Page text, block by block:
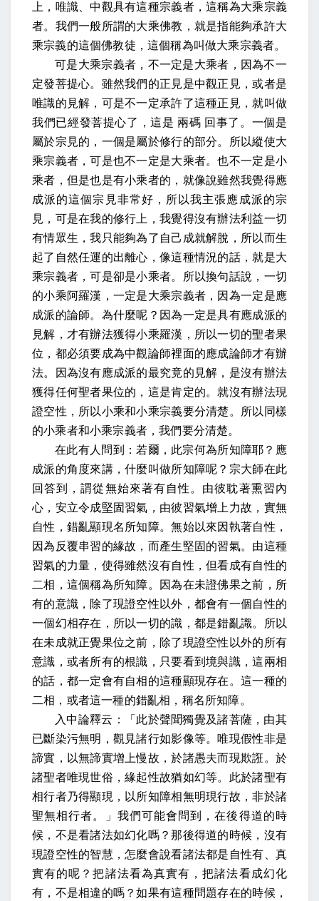
上，唯識、中觀具有這種宗義者，這稱為大乘宗義
者。我們一般所謂的大乘佛教，就是指能夠承許大
乘宗義的這個佛教徒，這個稱為叫做大乘宗義者。
可是大乘宗義者，不一定是大乘者，因為不一
定發菩提心。雖然我們的正見是中觀正見，或者是
唯識的見解，可是不一定承許了這種正見，就叫做
我們已經發菩提心了，這是 兩碼 回事了。一個是
屬於宗見的，一個是屬於修行的部分。所以縱使大
乘宗義者，可是也不一定是大乘者。也不一定是小
乘者，但是也是有小乘者的，就像說雖然我覺得應
成派的這個宗見非常好，所以我主張應成派的宗
見，可是在我的修行上，我覺得沒有辦法利益一切
有情眾生，我只能夠為了自己成就解脫，所以而生
起了自然任運的出離心，像這種情況的話，就是大
乘宗義者，可是卻是小乘者。所以換句話說，一切
的小乘阿羅漢，一定是大乘宗義者，因為一定是應
成派的論師。為什麼呢？因為一定是具有應成派的
見解，才有辦法獲得小乘羅漢，所以一切的聖者果
位，都必須要成為中觀論師裡面的應成論師才有辦
法。因為沒有應成派的最究竟的見解，是沒有辦法
獲得任何聖者果位的，這是肯定的。就沒有辦法現
證空性，所以小乘和小乘宗義要分清楚。所以同樣
的小乘者和小乘宗義者，我們要分清楚。
在此有人問到：若爾，此宗何為所知障耶？應
成派的角度來講，什麼叫做所知障呢？宗大師在此
回答到，謂從無始來著有自性。由彼耽著熏習內
心，安立令成堅固習氣，由彼習氣增上力故，實無
自性，錯亂顯現名所知障。無始以來因執著自性，
因為反覆串習的緣故，而產生堅固的習氣。由這種
習氣的力量，使得雖然沒有自性，但看成有自性的
二相，這個稱為所知障。因為在未證佛果之前，所
有的意識，除了現證空性以外，都會有一個自性的
一個幻相存在，所以一切的識，都是錯亂識。所以
在未成就正覺果位之前，除了現證空性以外的所有
意識，或者所有的根識，只要看到境與識，這兩相
的話，都一定會有自相的這種顯現存在。這一種的
二相，或者這一種的錯亂相，稱名所知障。
入中論釋云：「此於聲聞獨覺及諸菩薩，由其
已斷染污無明，觀見諸行如影像等。唯現假性非是
諦實，以無諦實增上慢故，於諸愚夫而現欺誑。於
諸聖者唯現世俗，緣起性故猶如幻等。此於諸聖有
相行者乃得顯現，以所知障相無明現行故，非於諸
聖無相行者。」我們可能會問到，在後得道的時
候，不是看諸法如幻化嗎？那後得道的時候，沒有
現證空性的智慧，怎麼會說看諸法都是自性有、真
實有的呢？把諸法看為真實有，把諸法看成幻化
有，不是相違的嗎？如果有這種問題存在的時候，